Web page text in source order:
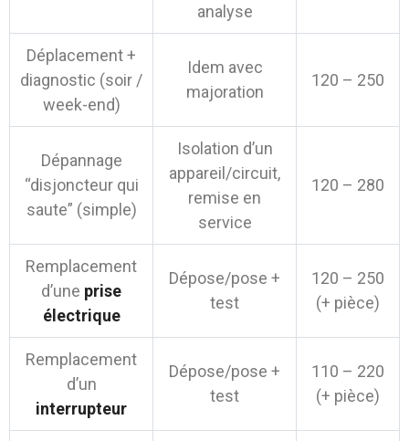
analyse
Déplacement +
diagnostic (soir /
week-end)
Idem avec
majoration
120 – 250
Dépannage
“disjoncteur qui
saute” (simple)
Isolation d’un
appareil/circuit,
remise en
service
120 – 280
Remplacement
d’une prise
électrique
Dépose/pose +
test
120 – 250
(+ pièce)
Remplacement
d’un
interrupteur
Dépose/pose +
test
110 – 220
(+ pièce)